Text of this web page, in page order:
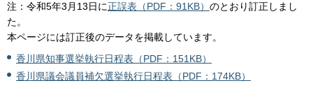
注：令和5年3月13日に正誤表（PDF：91KB） のとおり訂正しまし
た。
本ページには訂正後のデータを掲載しています。
香川県知事選挙執行日程表（PDF：151KB）
香川県議会議員補欠選挙執行日程表（PDF：174KB）